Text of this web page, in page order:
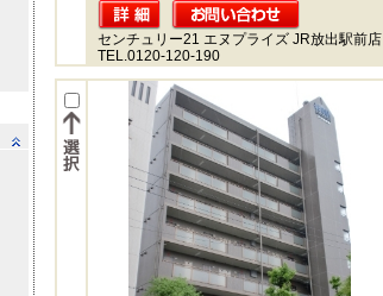
センチュリー21 エヌプライズ JR放出駅前店
TEL.0120-120-190